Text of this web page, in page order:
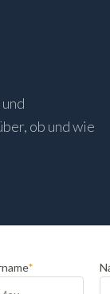
ob und wie
*